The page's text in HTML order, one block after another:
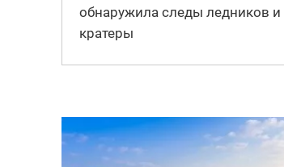
обнаружила следы ледников и
кратеры